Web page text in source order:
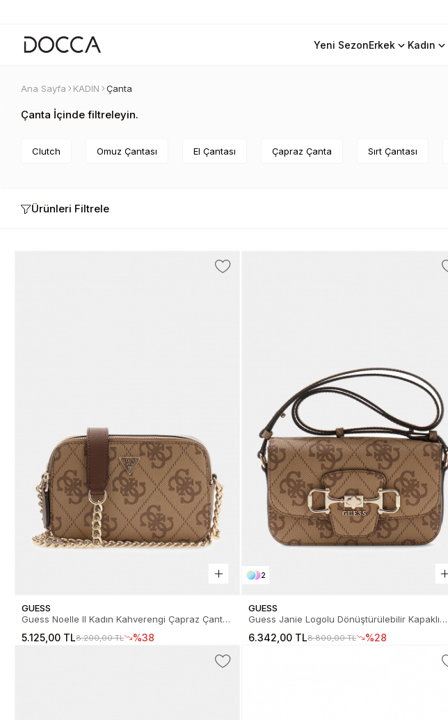
Yeni SezonErkek Kadın
Ana Sayfa KADIN Çanta
Çanta İçinde filtreleyin.
Clutch Omuz Çantası El Çantası Çapraz Çanta Sırt Çantası
Ürünleri Filtrele
GUESS
Guess Noelle II Kadın Kahverengi Çapraz Çanta
5.125,00 TL8.200,00 TL %38
2
GUESS
Guess Janie Logolu Dönüştürülebilir Kapaklı
6.342,00 TL8.800,00 TL %28